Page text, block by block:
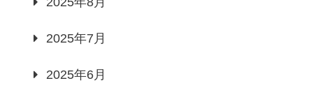
2025年7月
2025年6月